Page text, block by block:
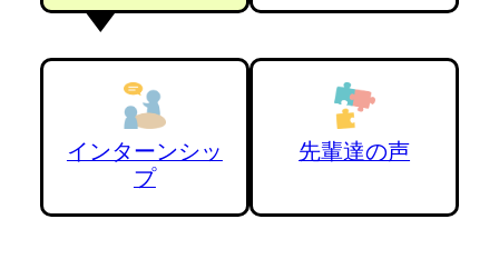
インターンシッ
プ
先輩達の声